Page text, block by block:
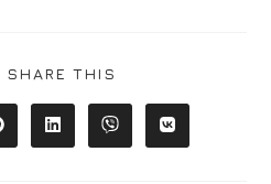
SHARE THIS
CONTENIDO
Se
abre
Se
abre
Se
abre